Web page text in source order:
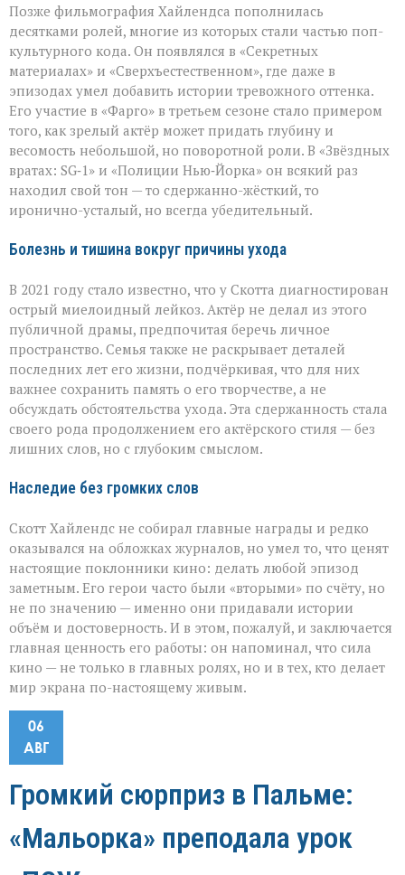
Позже фильмография Хайлендса пополнилась
десятками ролей, многие из которых стали частью поп-
культурного кода. Он появлялся в «Секретных
материалах» и «Сверхъестественном», где даже в
эпизодах умел добавить истории тревожного оттенка.
Его участие в «Фарго» в третьем сезоне стало примером
того, как зрелый актёр может придать глубину и
весомость небольшой, но поворотной роли. В «Звёздных
вратах: SG‑1» и «Полиции Нью‑Йорка» он всякий раз
находил свой тон — то сдержанно-жёсткий, то
иронично-усталый, но всегда убедительный.
Болезнь и тишина вокруг причины ухода
В 2021 году стало известно, что у Скотта диагностирован
острый миелоидный лейкоз. Актёр не делал из этого
публичной драмы, предпочитая беречь личное
пространство. Семья также не раскрывает деталей
последних лет его жизни, подчёркивая, что для них
важнее сохранить память о его творчестве, а не
обсуждать обстоятельства ухода. Эта сдержанность стала
своего рода продолжением его актёрского стиля — без
лишних слов, но с глубоким смыслом.
Наследие без громких слов
Скотт Хайлендс не собирал главные награды и редко
оказывался на обложках журналов, но умел то, что ценят
настоящие поклонники кино: делать любой эпизод
заметным. Его герои часто были «вторыми» по счёту, но
не по значению — именно они придавали истории
объём и достоверность. И в этом, пожалуй, и заключается
главная ценность его работы: он напоминал, что сила
кино — не только в главных ролях, но и в тех, кто делает
мир экрана по-настоящему живым.
06
АВГ
Громкий сюрприз в Пальме:
«Мальорка» преподала урок